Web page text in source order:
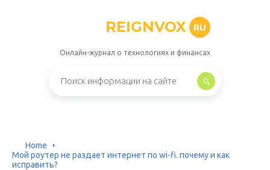
REIGNVOX RU
Онлайн-журнал о технологиях и финансах
Home
Мой роутер не раздает интернет по wi-fi. почему и как
исправить?